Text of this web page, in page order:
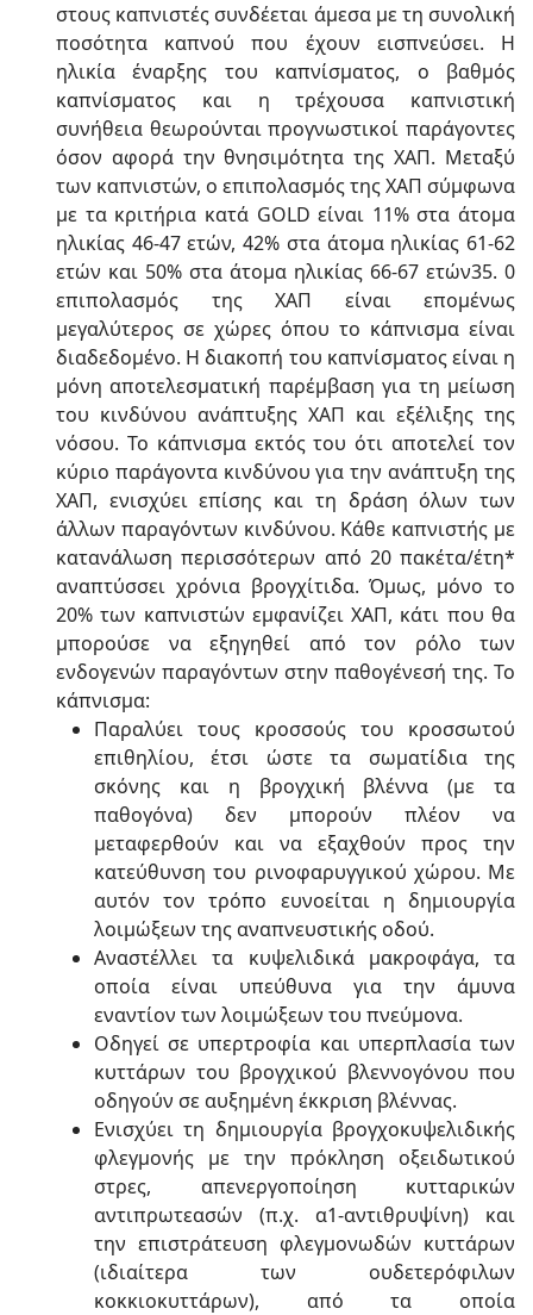
στους καπνιστές συνδέεται άμεσα με τη συνολική
ποσότητα καπνού που έχουν εισπνεύσει. Η
ηλικία έναρξης του καπνίσματος, ο βαθμός
καπνίσματος και η τρέχουσα καπνιστική
συνήθεια θεωρούνται προγνωστικοί παράγοντες
όσον αφορά την θνησιμότητα της ΧΑΠ. Μεταξύ
των καπνιστών, ο επιπολασμός της ΧΑΠ σύμφωνα
με τα κριτήρια κατά GOLD είναι 11% στα άτομα
ηλικίας 46-47 ετών, 42% στα άτομα ηλικίας 61-62
ετών και 50% στα άτομα ηλικίας 66-67 ετών35. 0
επιπολασμός της ΧΑΠ είναι επομένως
μεγαλύτερος σε χώρες όπου το κάπνισμα είναι
διαδεδομένο. Η διακοπή του καπνίσματος είναι η
μόνη αποτελεσματική παρέμβαση για τη μείωση
του κινδύνου ανάπτυξης ΧΑΠ και εξέλιξης της
νόσου. Το κάπνισμα εκτός του ότι αποτελεί τον
κύριο παράγοντα κινδύνου για την ανάπτυξη της
ΧΑΠ, ενισχύει επίσης και τη δράση όλων των
άλλων παραγόντων κινδύνου. Κάθε καπνιστής με
κατανάλωση περισσότερων από 20 πακέτα/έτη*
αναπτύσσει χρόνια βρογχίτιδα. Όμως, μόνο το
20% των καπνιστών εμφανίζει ΧΑΠ, κάτι που θα
μπορούσε να εξηγηθεί από τον ρόλο των
ενδογενών παραγόντων στην παθογένεσή της. Το
κάπνισμα:
Παραλύει τους κροσσούς του κροσσωτού
επιθηλίου, έτσι ώστε τα σωματίδια της
σκόνης και η βρογχική βλέννα (με τα
παθογόνα) δεν μπορούν πλέον να
μεταφερθούν και να εξαχθούν προς την
κατεύθυνση του ρινοφαρυγγικού χώρου. Με
αυτόν τον τρόπο ευνοείται η δημιουργία
λοιμώξεων της αναπνευστικής οδού.
Αναστέλλει τα κυψελιδικά μακροφάγα, τα
οποία είναι υπεύθυνα για την άμυνα
εναντίον των λοιμώξεων του πνεύμονα.
Οδηγεί σε υπερτροφία και υπερπλασία των
κυττάρων του βρογχικού βλεννογόνου που
οδηγούν σε αυξημένη έκκριση βλέννας.
Ενισχύει τη δημιουργία βρογχοκυψελιδικής
φλεγμονής με την πρόκληση οξειδωτικού
στρες, απενεργοποίηση κυτταρικών
αντιπρωτεασών (π.χ. α1-αντιθρυψίνη) και
την επιστράτευση φλεγμονωδών κυττάρων
(ιδιαίτερα των ουδετερόφιλων
κοκκιοκυττάρων), από τα οποία